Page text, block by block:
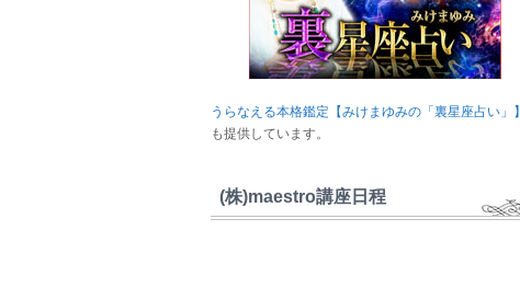
うらなえる本格鑑定【みけまゆみの「裏星座占い」】
も提供しています。
(株)maestro講座日程